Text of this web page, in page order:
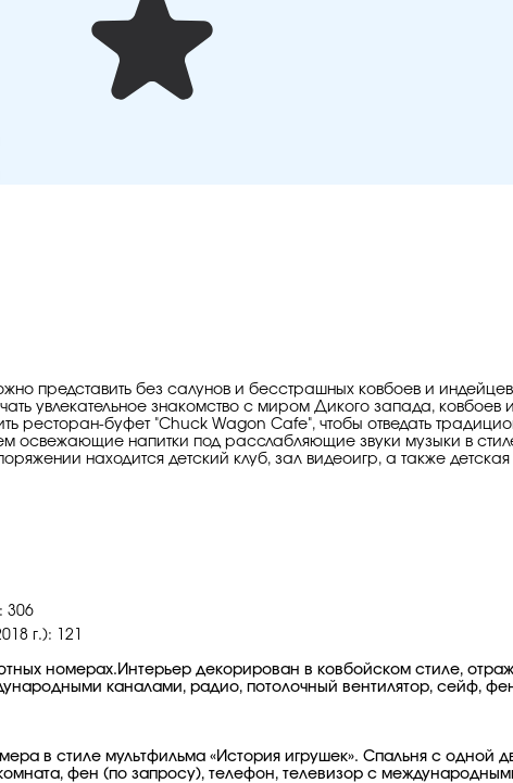
представить без салунов и бесстрашных ковбоев и
увлекательное знакомство с миром Дикого запада,
ресторан-буфет "Chuck Wagon Cafe", чтобы отведать
освежающие напитки под расслабляющие звуки музыки в
находится детский клуб, зал видеоигр, а также
306
г.): 121
номерах.Интерьер декорирован в ковбойском стиле,
каналами, радио, потолочный вентилятор, сейф,
в стиле мультфильма «История игрушек». Спальня с одной
фен (по запросу), телефон, телевизор с